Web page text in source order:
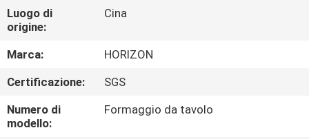
NOI
GIRO
DELLA
FABBRICA
Luogo di
origine:
Cina
Marca:
HORIZON
Certificazione:
SGS
Numero di
modello:
Formaggio da tavolo